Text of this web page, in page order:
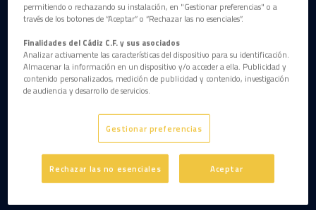
permitiendo o rechazando su instalación, en "Gestionar preferencias" o a
través de los botones de “Aceptar” o “Rechazar las no esenciales”.
Finalidades del Cádiz C.F. y sus asociados
Analizar activamente las características del dispositivo para su identificación.
Almacenar la información en un dispositivo y/o acceder a ella. Publicidad y
contenido personalizados, medición de publicidad y contenido, investigación
de audiencia y desarrollo de servicios.
Gestionar preferencias
Rechazar las no esenciales Aceptar